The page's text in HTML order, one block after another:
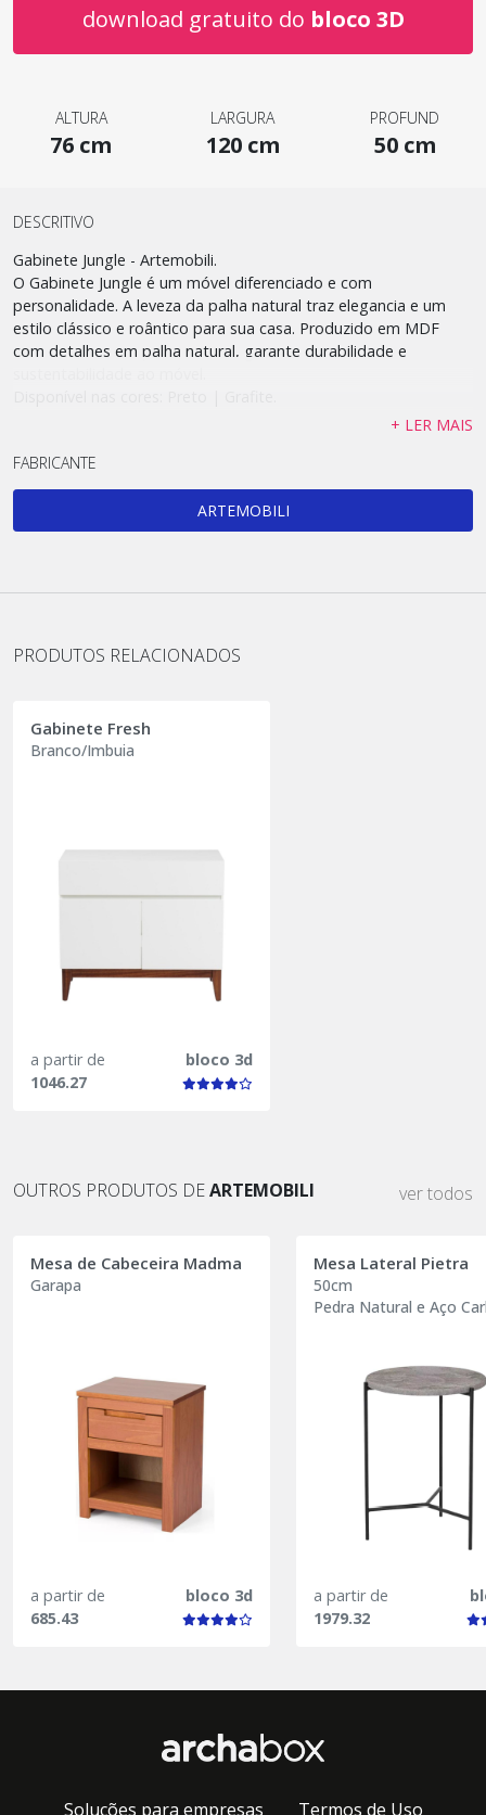
download gratuito do bloco 3D
ALTURA
76 cm
LARGURA
120 cm
PROFUND
50 cm
DESCRITIVO
Gabinete Jungle - Artemobili.
O Gabinete Jungle é um móvel diferenciado e com
personalidade. A leveza da palha natural traz elegancia e um
estilo clássico e roântico para sua casa. Produzido em MDF
com detalhes em palha natural, garante durabilidade e
+ LER MAIS
FABRICANTE
ARTEMOBILI
PRODUTOS RELACIONADOS
Gabinete Fresh
Branco/Imbuia
a partir de
1046.27
bloco 3d
OUTROS PRODUTOS DEARTEMOBILI ver todos
Mesa de Cabeceira Madma
Garapa
a partir de
685.43
bloco 3d
Mesa Lateral Pietra
50cm
Pedra Natural e Aço
a partir de
1979.32
Soluções para empresas Termos de Uso